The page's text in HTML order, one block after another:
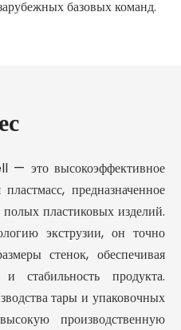
базовых команд.
— это высокоэффективное
предназначенное
пластиковых изделий.
экструзии, он точно
стенок, обеспечивая
стабильность продукта.
тары и упаковочных
производственную